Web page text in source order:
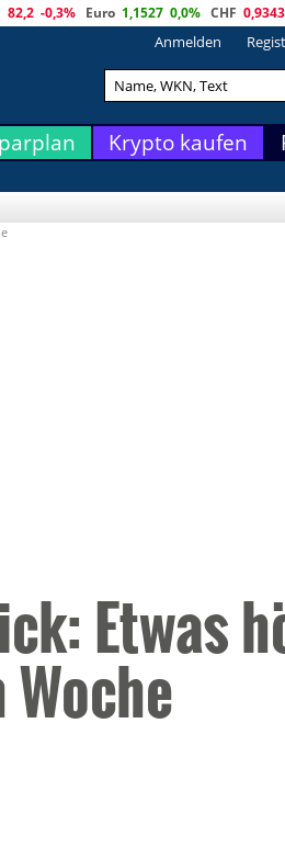
82,2 -0,3% Euro 1,1527 0,0% CHF 0,9343
Anmelden
Krypto kaufen
Etwas